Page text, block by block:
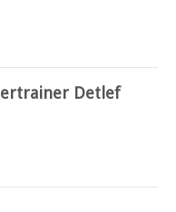
Detlef